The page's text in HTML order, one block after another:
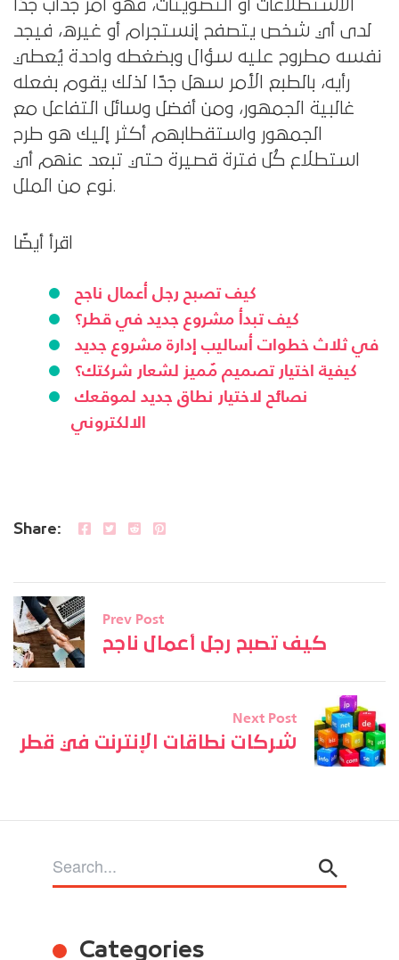
Categories
الاستطلاعات أو التصويتات، فهو أمر جذاب جدًا
لدى أي شخص يتصفح إنستجرام أو غيره، فيجد
نفسه مطروح عليه سؤال وبضغطه واحدة يُعطي
رأيه، بالطبع الأمر سهل جدًا لذلك يقوم بفعله
غالبية الجمهور، ومن أفضل وسائل التفاعل مع
الجمهور واستقطابهم أكثر إليك هو طرح
استطلاع كُل فترة قصيرة حتي تبعد عنهم أي
اقرأ أيضًا
كيف تصبح رجل أعمال ناجح
كيف تبدأ مشروع جديد في قطر؟
في ثلاث خطوات أساليب إدارة مشروع جديد
كيفية اختيار تصميم مُميز لشعار شركتك؟
نصائح لاختيار نطاق جديد لموقعك
الالكتروني
Share:
Prev Post
كيف تصبح رجل أعمال ناجح
Next Post
شركات نطاقات الإنترنت في قطر